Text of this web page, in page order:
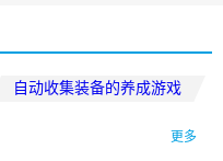
自动收集装备的养成游戏
更多